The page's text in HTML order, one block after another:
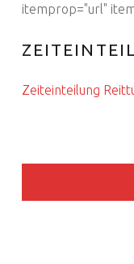
itemprop="url"
Zeiteinteilung
SIDEBAR